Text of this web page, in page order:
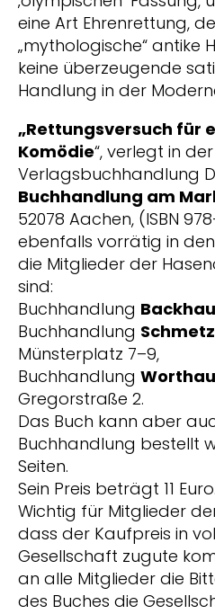
eine Art Ehrenrettung,
„mythologische“ antike
keine überzeugende
Handlung in der
„Rettungsversuch für
Komödie“, verlegt in der
Verlagsbuchhandlung
Buchhandlung am
52078 Aachen, (ISBN
ebenfalls vorrätig in
die Mitglieder der
sind:
Buchhandlung
Buchhandlung
Münsterplatz 7–9,
Buchhandlung
Gregorstraße 2.
Das Buch kann aber
Buchhandlung bestellt
Seiten.
Sein Preis beträgt 11 Euro.
Wichtig für Mitglieder
dass der Kaufpreis in
Gesellschaft zugute
an alle Mitglieder die
des Buches die